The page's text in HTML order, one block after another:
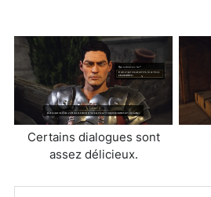
Certains dialogues sont
assez délicieux.